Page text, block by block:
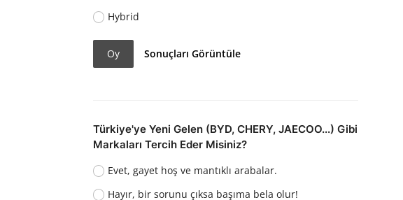
Hybrid
Oy Sonuçları Görüntüle
Türkiye'ye Yeni Gelen (BYD, CHERY, JAECOO...) Gibi
Markaları Tercih Eder Misiniz?
Evet, gayet hoş ve mantıklı arabalar.
Hayır, bir sorunu çıksa başıma bela olur!